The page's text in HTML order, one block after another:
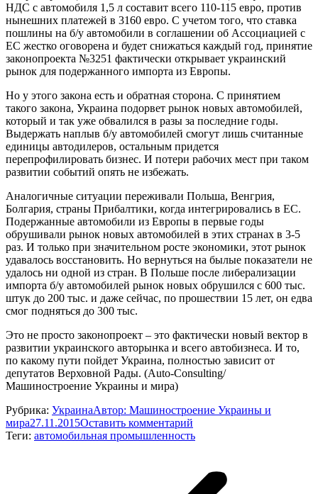
НДС с автомобиля 1,5 л составит всего 110-115 евро, против
нынешних платежей в 3160 евро. С учетом того, что ставка
пошлины на б/у автомобили в соглашении об Ассоциацией с
ЕС жестко оговорена и будет снижаться каждый год, принятие
законопроекта №3251 фактически открывает украинский
рынок для подержанного импорта из Европы.
Но у этого закона есть и обратная сторона. С принятием
такого закона, Украина подорвет рынок новых автомобилей,
который и так уже обвалился в разы за последние годы.
Выдержать наплыв б/у автомобилей смогут лишь считанные
единицы автодилеров, остальным придется
перепрофилировать бизнес. И потери рабочих мест при таком
развитии событий опять не избежать.
Аналогичные ситуации переживали Польша, Венгрия,
Болгария, страны Прибалтики, когда интегрировались в ЕС.
Подержанные автомобили из Европы в первые годы
обрушивали рынок новых автомобилей в этих странах в 3-5
раз. И только при значительном росте экономики, этот рынок
удавалось восстановить. Но вернуться на былые показатели не
удалось ни одной из стран. В Польше после либерализации
импорта б/у автомобилей рынок новых обрушился с 600 тыс.
штук до 200 тыс. и даже сейчас, по прошествии 15 лет, он едва
смог подняться до 300 тыс.
Это не просто законопроект – это фактически новый вектор в
развитии украинского авторынка и всего автобизнеса. И то,
по какому пути пойдет Украина, полностью зависит от
депутатов Верховной Рады. (Auto-Consulting/
Машиностроение Украины и мира)
Рубрика: УкраинаАвтор: Машиностроение Украины и
мира27.11.2015Оставить комментарий
Теги: автомобильная промышленность